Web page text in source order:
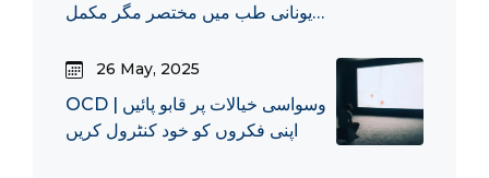
یونانی طب میں مختصر مگر مکمل
26 May, 2025
OCD وسواسی خیالات پر قابو پائیں |
اپنی فکروں کو خود کنٹرول کریں